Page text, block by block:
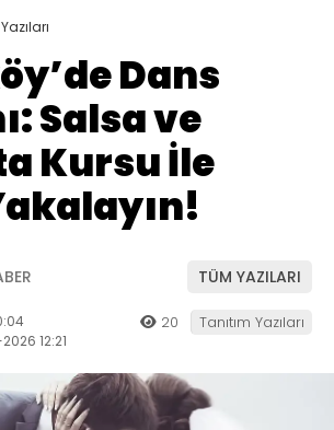
Dans
Salsa ve
Kursu İle
TÜM YAZILARI
12:21
20 Tanıtım Yazıları